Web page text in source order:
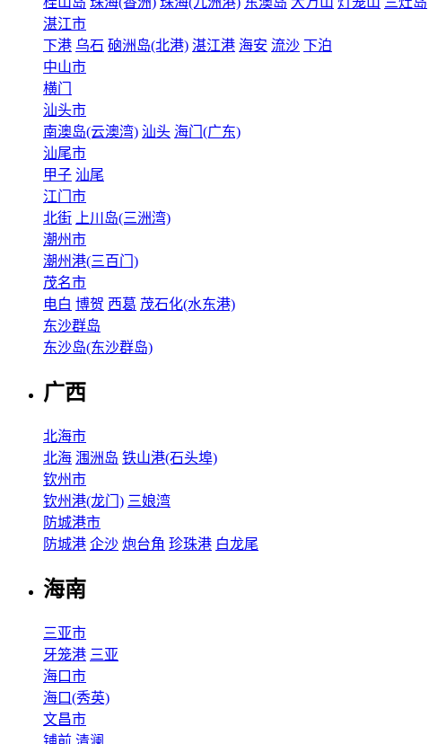
湛江市
下港 乌石 硇洲岛(北港) 湛江港 海安 流沙 下泊
中山市
横门
汕头市
南澳岛(云澳湾) 汕头 海门(广东)
汕尾市
甲子 汕尾
江门市
北街
上川岛(三洲湾)
潮州市
潮州港(三百门)
茂名市
电白 博贺 西葛 茂石化(水东港)
东沙群岛
东沙岛(东沙群岛)
广西
北海市
北海 涠洲岛 铁山港(石头埠)
钦州市
钦州港(龙门) 三娘湾
防城港市
防城港 企沙 炮台角 珍珠港 白龙尾
海南
三亚市
牙笼港 三亚
海口市
海口(秀英)
文昌市
铺前 清澜